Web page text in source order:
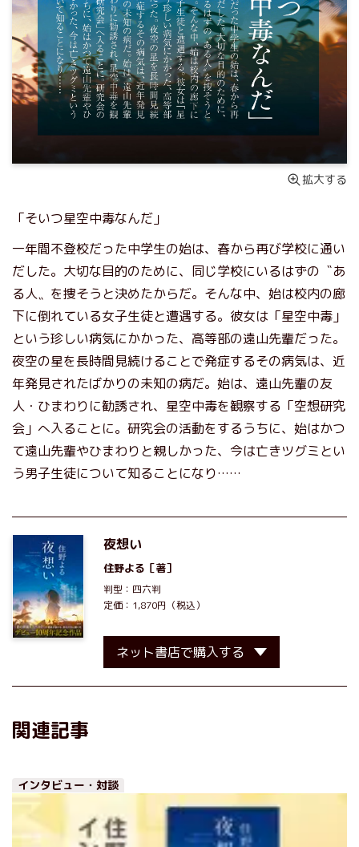
拡大する
「そいつ星空中毒なんだ」
一年間不登校だった中学生の始は、春から再び学校に通い
だした。大切な目的のために、同じ学校にいるはずの〝あ
る人〟を捜そうと決めたからだ。そんな中、始は校内の廊
下に倒れている女子生徒と遭遇する。彼女は「星空中毒」
という珍しい病気にかかった、高等部の遠山先輩だった。
夜空の星を長時間見続けることで発症するその病気は、近
年発見されたばかりの未知の病だ。始は、遠山先輩の友
人・ひまわりに勧誘され、星空中毒を観察する「空想研究
会」へ入ることに。研究会の活動をするうちに、始はかつ
て遠山先輩やひまわりと親しかった、今は亡きツグミとい
う男子生徒について知ることになり……
夜想い
住野よる ［著］
判型：四六判
定価：1,870円（税込）
ネット書店で購入する
関連記事
インタビュー・対談